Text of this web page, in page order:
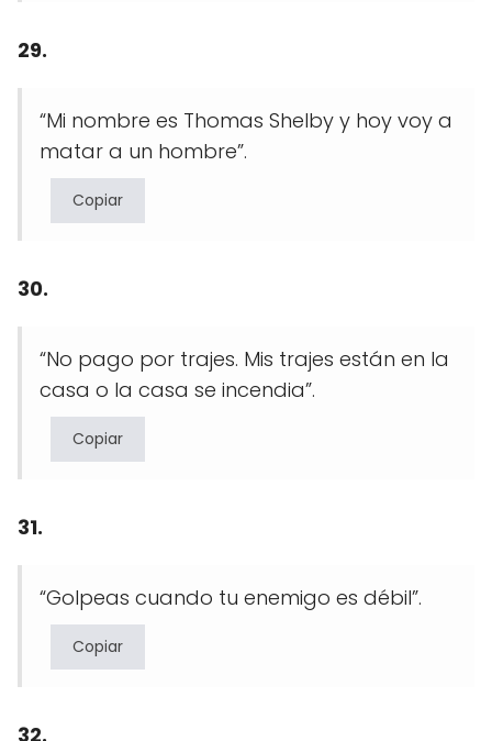
29.
“Mi nombre es Thomas Shelby y hoy voy a
matar a un hombre”.
Copiar
30.
“No pago por trajes. Mis trajes están en la
casa o la casa se incendia”.
Copiar
31.
“Golpeas cuando tu enemigo es débil”.
Copiar
32.